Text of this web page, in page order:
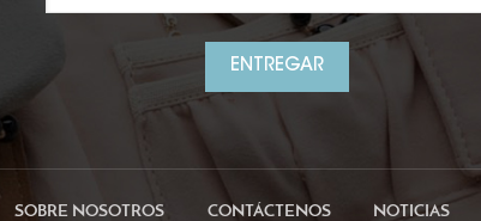
ENTREGAR
SOBRE NOSOTROS CONTÁCTENOS NOTICIAS